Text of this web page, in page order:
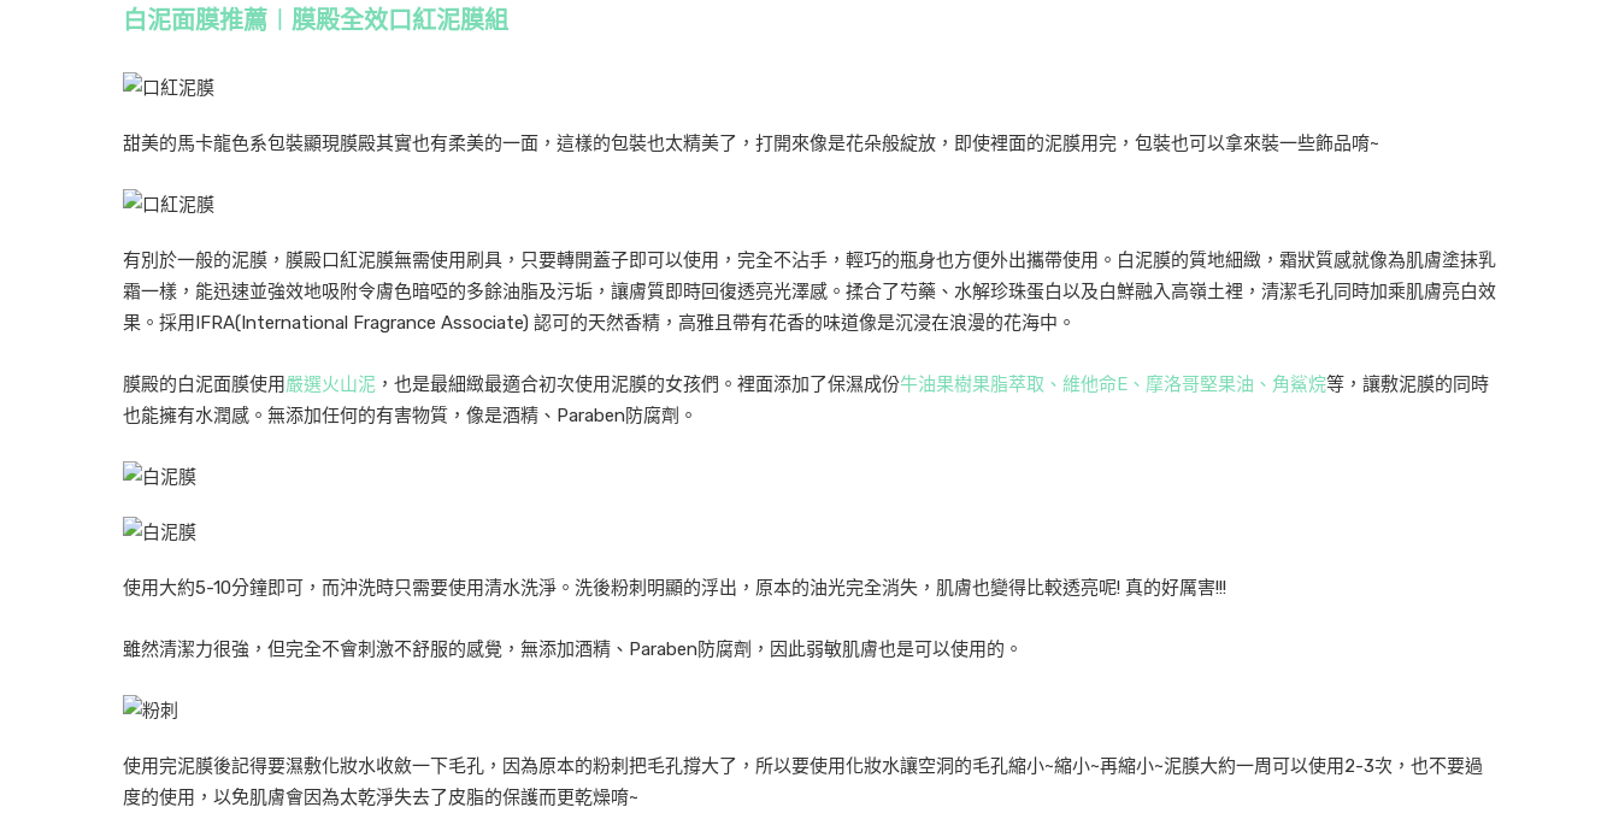
白泥面膜推薦︱膜殿全效口紅泥膜組
甜美的馬卡龍色系包裝顯現膜殿其實也有柔美的一面，這樣的包裝也太精美了，打開來像是花朵般綻放，即使裡面的泥膜用完，包裝也可以拿來裝一些飾品唷~
有別於一般的泥膜，膜殿口紅泥膜無需使用刷具，只要轉開蓋子即可以使用，完全不沾手，輕巧的瓶身也方便外出攜帶使用。白泥膜的質地細緻，霜狀質感就像為肌膚塗抹乳
霜一樣，能迅速並強效地吸附令膚色暗啞的多餘油脂及污垢，讓膚質即時回復透亮光澤感。揉合了芍藥、水解珍珠蛋白以及白鮮融入高嶺土裡，清潔毛孔同時加乘肌膚亮白效
果。採用IFRA(International Fragrance Associate) 認可的天然香精，高雅且帶有花香的味道像是沉浸在浪漫的花海中。
膜殿的白泥面膜使用嚴選火山泥 ，也是最細緻最適合初次使用泥膜的女孩們。裡面添加了保濕成份牛油果樹果脂萃取、維他命E、摩洛哥堅果油、角鯊烷等，讓敷泥膜的同時
也能擁有水潤感。無添加任何的有害物質，像是酒精、Paraben防腐劑。
使用大約5-10分鐘即可，而沖洗時只需要使用清水洗淨。洗後粉刺明顯的浮出，原本的油光完全消失，肌膚也變得比較透亮呢! 真的好厲害!!!
雖然清潔力很強，但完全不會刺激不舒服的感覺，無添加酒精、Paraben防腐劑，因此弱敏肌膚也是可以使用的。
使用完泥膜後記得要濕敷化妝水收斂一下毛孔，因為原本的粉刺把毛孔撐大了，所以要使用化妝水讓空洞的毛孔縮小~縮小~再縮小~泥膜大約一周可以使用2-3次，也不要過
度的使用，以免肌膚會因為太乾淨失去了皮脂的保護而更乾燥唷~